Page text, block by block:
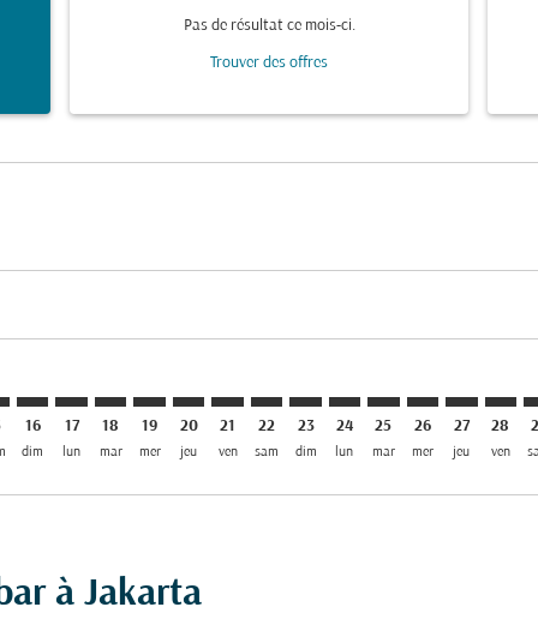
Pas de résultat ce mois-ci.
Trouver des offres
16
dim
17
lun
18
mar
ZNZ–CGK: cmp-view-offers-disclaimer.
19
mer
ZNZ–CGK: cmp-view-offers-disclaimer.
20
jeu
ZNZ–CGK: cmp-view-offers-
21
ven
ZNZ–CGK: cmp-view-offers-
22
sam
ZNZ–CGK: cmp-view-
23
dim
ZNZ–CGK: cmp-view-
24
lun
ZNZ–CGK: cmp-
25
mar
ZNZ–CGK:
26
mer
27
jeu
28
ven
à Jakarta